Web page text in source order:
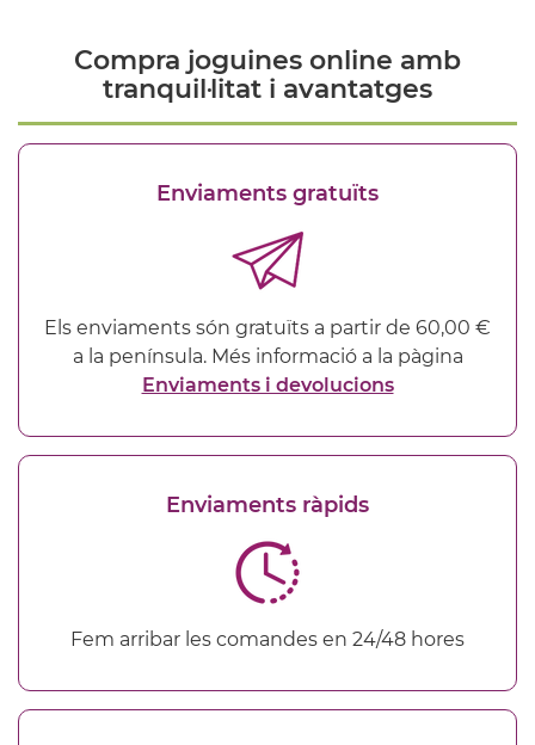
Compra joguines online amb
tranquil·litat i avantatges
Enviaments gratuïts
Els enviaments són gratuïts a partir de 60,00 €
a la península. Més informació a la pàgina
Enviaments i devolucions
Enviaments ràpids
Fem arribar les comandes en 24/48 hores